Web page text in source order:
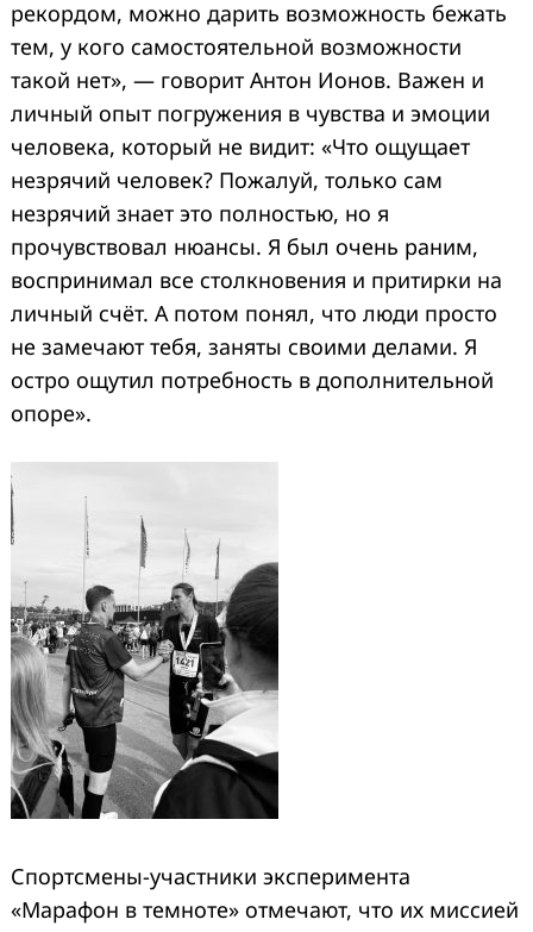
рекордом, можно дарить возможность бежать
тем, у кого самостоятельной возможности
такой нет», — говорит Антон Ионов. Важен и
личный опыт погружения в чувства и эмоции
человека, который не видит: «Что ощущает
незрячий человек? Пожалуй, только сам
незрячий знает это полностью, но я
прочувствовал нюансы. Я был очень раним,
воспринимал все столкновения и притирки на
личный счёт. А потом понял, что люди просто
не замечают тебя, заняты своими делами. Я
остро ощутил потребность в дополнительной
опоре».
Спортсмены-участники эксперимента
«Марафон в темноте» отмечают, что их миссией